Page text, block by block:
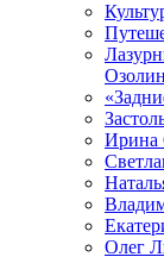
Ирина
Олег